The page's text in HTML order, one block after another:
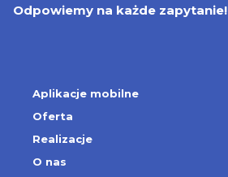
Odpowiemy na każde zapytanie!
Aplikacje mobilne
Oferta
Realizacje
O nas